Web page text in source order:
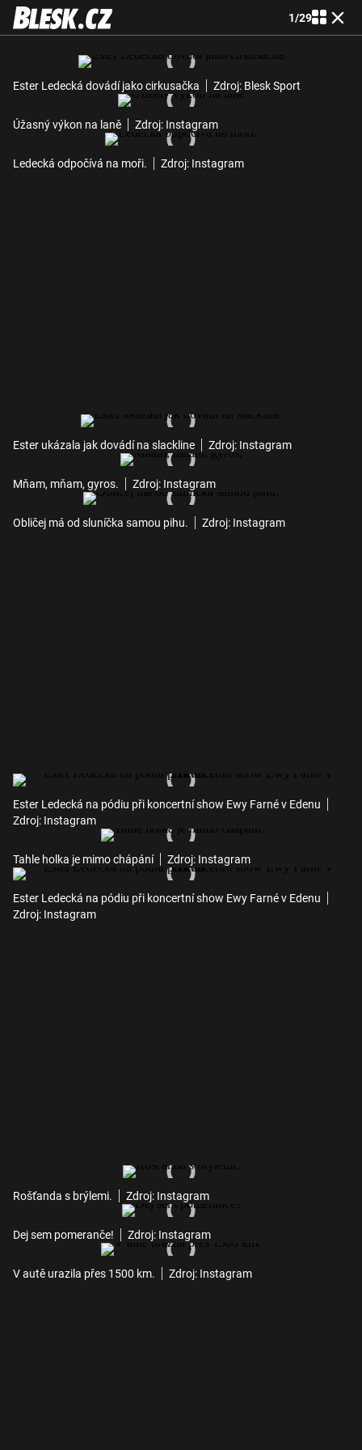
1/29
Ester Ledecká dovádí jako cirkusačka Zdroj: Blesk Sport
Úžasný výkon na laně Zdroj: Instagram
Ledecká odpočívá na moři. Zdroj: Instagram
Ester ukázala jak dovádí na slackline Zdroj: Instagram
Mňam, mňam, gyros. Zdroj: Instagram
Obličej má od sluníčka samou pihu. Zdroj: Instagram
Ester Ledecká na pódiu při koncertní show Ewy Farné v Edenu
Zdroj: Instagram
Tahle holka je mimo chápání Zdroj: Instagram
Ester Ledecká na pódiu při koncertní show Ewy Farné v Edenu
Zdroj: Instagram
Rošťanda s brýlemi. Zdroj: Instagram
Dej sem pomeranče! Zdroj: Instagram
V autě urazila přes 1500 km. Zdroj: Instagram